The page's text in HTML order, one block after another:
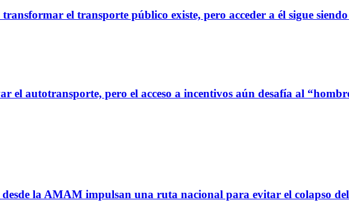
el transporte público existe, pero acceder a él sigue
el autotransporte, pero el acceso a incentivos aún desafía al
la AMAM impulsan una ruta nacional para evitar el colapso del